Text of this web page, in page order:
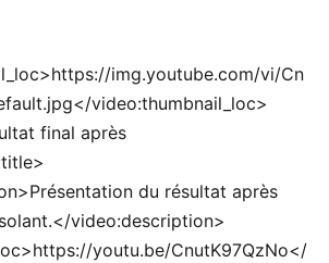
img.youtube.com/vi/Cn
video:thumbnail_loc>
final après
du résultat après
video:description>
youtu.be/CnutK97QzNo</